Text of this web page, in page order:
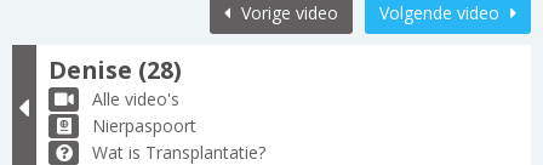
Volgende video
Vorige video
Denise (28)
Alle video's
Nierpaspoort
Wat is Transplantatie?